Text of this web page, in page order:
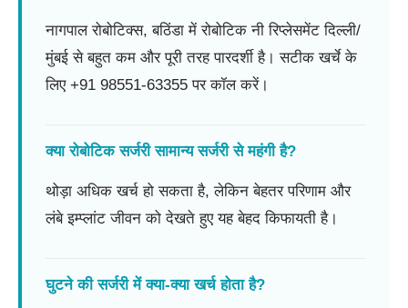
नागपाल रोबोटिक्स, बठिंडा में रोबोटिक नी रिप्लेसमेंट दिल्ली/
मुंबई से बहुत कम और पूरी तरह पारदर्शी है। सटीक खर्चे के
लिए +91 98551-63355 पर कॉल करें।
क्या रोबोटिक सर्जरी सामान्य सर्जरी से महंगी है?
थोड़ा अधिक खर्च हो सकता है, लेकिन बेहतर परिणाम और
लंबे इम्प्लांट जीवन को देखते हुए यह बेहद किफायती है।
घुटने की सर्जरी में क्या-क्या खर्च होता है?